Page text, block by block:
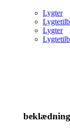
Lygter
Lygter
beklædning